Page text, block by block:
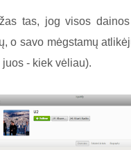
tas, jog visos
o savo mėgstamų
- kiek vėliau).